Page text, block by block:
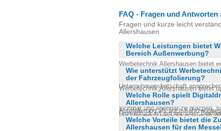
FAQ - Fragen und
Fragen und kurze leicht
Allershausen
Welche Leistungen bietet
Bereich Außenwerbung?
Werbetechnik Allershausen bietet
Außenwerbung an, darunter
für Fassaden. Diese Lösungen
Unternehmensbotschaft
präsentieren. Die Materialwahl
um die Werbebotschaften
sichtbar und erlebbar zu machen,
Die Lösungen sind auf maximale
nachhaltigen Eindruck zu
Wie unterstützt
der Fahrzeugfolierung?
Werbetechnik Allershausen bietet
Fahrzeugfolierung an, um
Markenbotschaft zu unterstützen.
Autofolierung als auch
können. Diese Maßnahmen
Straßenverkehr zu erhöhen und
Welche Rolle spielt
Allershausen?
Digitaldruck ist ein wichtiger
ermöglicht die Realisierung
reichen von klassischen
Welche Vorteile bietet die
Allershausen für den